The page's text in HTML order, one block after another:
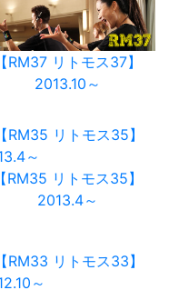
【RM37 リトモス37】
2013.10～
【RM35 リトモス35】
2013.4～